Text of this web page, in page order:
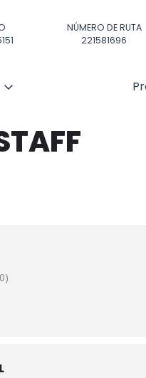
NÚMERO DE RUTA
221581696